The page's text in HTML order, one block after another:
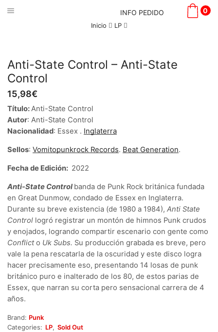
INFO PEDIDO 0
Inicio LP
Anti-State Control – Anti-State
Control
15,98€
Título:Anti-State Control
Autor: Anti-State Control
Nacionalidad: Essex . Inglaterra
Sellos: Vomitopunkrock Records. Beat Generation.
Fecha de Edición: 2022
Anti-State Controlbanda de Punk Rock británica fundada
en Great Dunmow, condado de Essex en Inglaterra.
Durante su breve existencia (de 1980 a 1984), Anti State
Control logró registrar un montón de himnos Punk crudos
y enojados, logrando compartir escenario con gente como
Conflicto Uk Subs. Su producción grabada es breve, pero
vale la pena rescatarla de la oscuridad y este disco logra
hacer precisamente eso, presentando 14 losas de punk
británico puro e inalterado de los 80, de estos parias de
Essex, que narran su corta pero sensacional carrera de 4
años.
Brand: Punk
Categories: LP, Sold Out